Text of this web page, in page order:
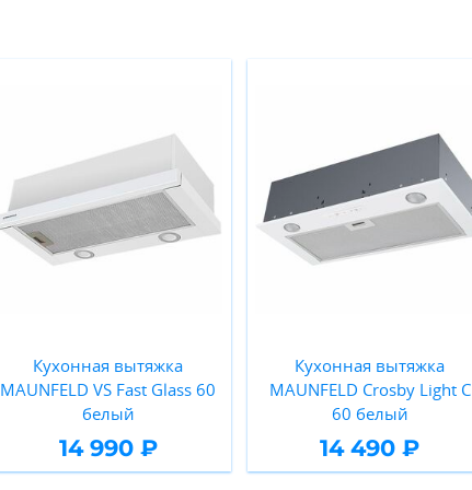
Кухонная вытяжка
MAUNFELD VS Fast Glass 60
белый
14 990 ₽
Кухонная вытяжка
MAUNFELD Crosby Light C
60 белый
14 490 ₽